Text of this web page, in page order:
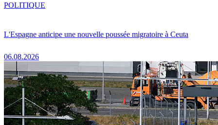
L'Espagne anticipe une nouvelle poussée migratoire à Ceuta
06.08.2026
POLITIQUE